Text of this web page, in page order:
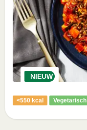
NIEUW
<550 kcal Vegetarisch